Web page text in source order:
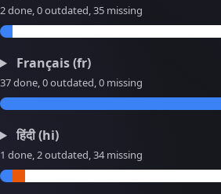
2 done, 0 outdated, 35 missing
Français (fr)
37 done, 0 outdated, 0 missing
हिंदी (hi)
1 done, 2 outdated, 34 missing